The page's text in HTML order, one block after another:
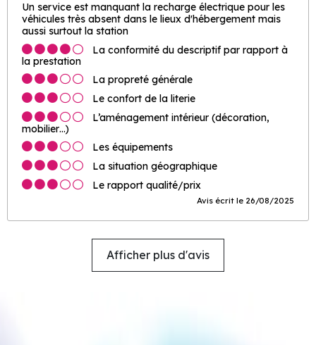
Un service est manquant la recharge électrique pour les
véhicules très absent dans le lieux d'hébergement mais
aussi surtout la station
La conformité du descriptif par rapport à
la prestation
La propreté générale
Le confort de la literie
L’aménagement intérieur (décoration,
mobilier…)
Les équipements
La situation géographique
Le rapport qualité/prix
Avis écrit le 26/08/2025
Afficher plus d'avis